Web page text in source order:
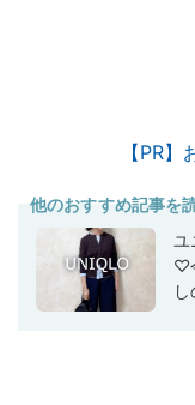
【PR
他のおすすめ記事を
ユ
♡